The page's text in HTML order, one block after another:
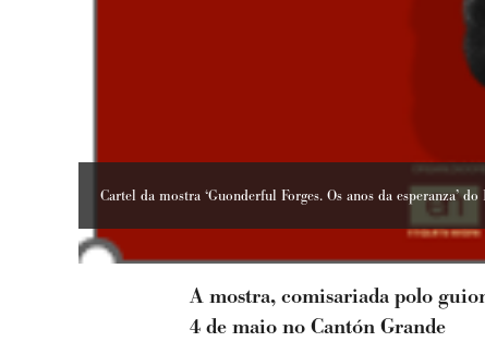
Cartel da mostra ‘Guonderful Forges. Os anos da esperanza’
A mostra, comisariada polo
4 de maio no Cantón Grande